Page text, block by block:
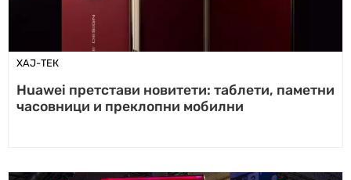
ХАЈ-ТЕК
Huawei претстави новитети: таблети, паметни
часовници и преклопни мобилни